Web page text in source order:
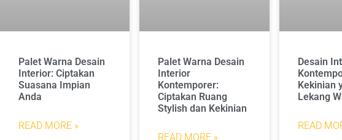
Palet Warna Desain
Interior: Ciptakan
Suasana Impian
Anda
READ MORE »
Palet Warna Desain
Interior
Kontemporer:
Ciptakan Ruang
Stylish dan Kekinian
READ MORE »
Desain
Kekinian
Lekang
READ